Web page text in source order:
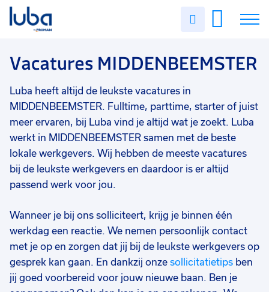
Uren
Vacatures
Over ons
Voor werkgevers
Contact
Vacatures MIDDENBEEMSTER
Luba heeft altijd de leukste vacatures in
MIDDENBEEMSTER. Fulltime, parttime, starter of juist
meer ervaren, bij Luba vind je altijd wat je zoekt. Luba
werkt in MIDDENBEEMSTER samen met de beste
lokale werkgevers. Wij hebben de meeste vacatures
bij de leukste werkgevers en daardoor is er altijd
passend werk voor jou.
Wanneer je bij ons solliciteert, krijg je binnen één
werkdag een reactie. We nemen persoonlijk contact
met je op en zorgen dat jij bij de leukste werkgevers op
gesprek kan gaan. En dankzij onze sollicitatietips ben
jij goed voorbereid voor jouw nieuwe baan. Ben je
Filter vacatures
Vakgebied 0
Techniek
Industrie/productie 21
Bouw 11
Commercieel 7
Transport/chauffeurs
Financieel
Horeca/toerisme 3
Staf/HR/Management 2